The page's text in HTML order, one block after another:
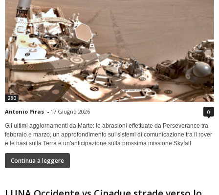
280
Antonio Piras - 17 Giugno 2026 0
Gli ultimi aggiornamenti da Marte: le abrasioni effettuate da Perseverance tra
febbraio e marzo, un approfondimento sui sistemi di comunicazione tra il rover
e le basi sulla Terra e un'anticipazione sulla prossima missione Skyfall
Continua a leggere